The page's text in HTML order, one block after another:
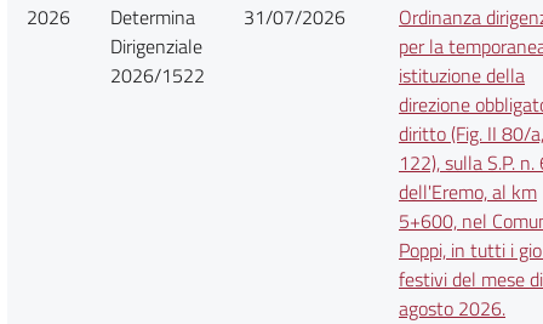
2026
Determina
Dirigenziale
2026/1522
31/07/2026
Ordinanza
per la
istituzione della
direzione
diritto (Fig. II 80/
122), sulla S.P. n.
dell'Eremo, al km
5+600, nel
Poppi, in tutti i
festivi del mese di
agosto 2026.